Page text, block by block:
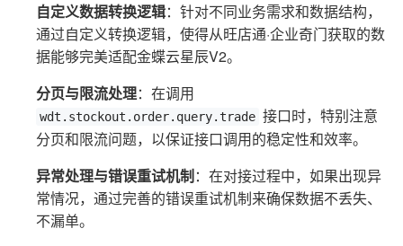
自定义数据转换逻辑：针对不同业务需求和数据结构，
通过自定义转换逻辑，使得从旺店通·企业奇门获取的数
据能够完美适配金蝶云星辰V2。
分页与限流处理：在调用
wdt.stockout.order.query.trade 接口时，特别注意
分页和限流问题，以保证接口调用的稳定性和效率。
异常处理与错误重试机制：在对接过程中，如果出现异
常情况，通过完善的错误重试机制来确保数据不丢失、
不漏单。